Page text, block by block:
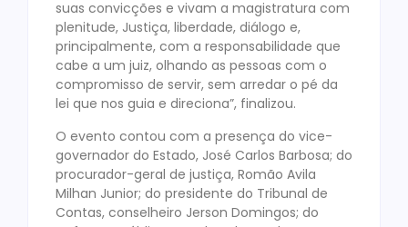
suas convicções e vivam a magistratura com
plenitude, Justiça, liberdade, diálogo e,
principalmente, com a responsabilidade que
cabe a um juiz, olhando as pessoas com o
compromisso de servir, sem arredar o pé da
lei que nos guia e direciona”, finalizou.
O evento contou com a presença do vice-
governador do Estado, José Carlos Barbosa; do
procurador-geral de justiça, Romão Avila
Milhan Junior; do presidente do Tribunal de
Contas, conselheiro Jerson Domingos; do